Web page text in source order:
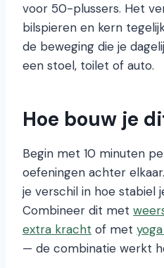
voor 50-plussers. Het
bilspieren en kern
de beweging die je
een stoel, toilet of auto.
Hoe bouw je
Begin met 10 minuten
oefeningen achter
je verschil in hoe stabiel
Combineer dit met
extra kracht of met
— de combinatie werkt